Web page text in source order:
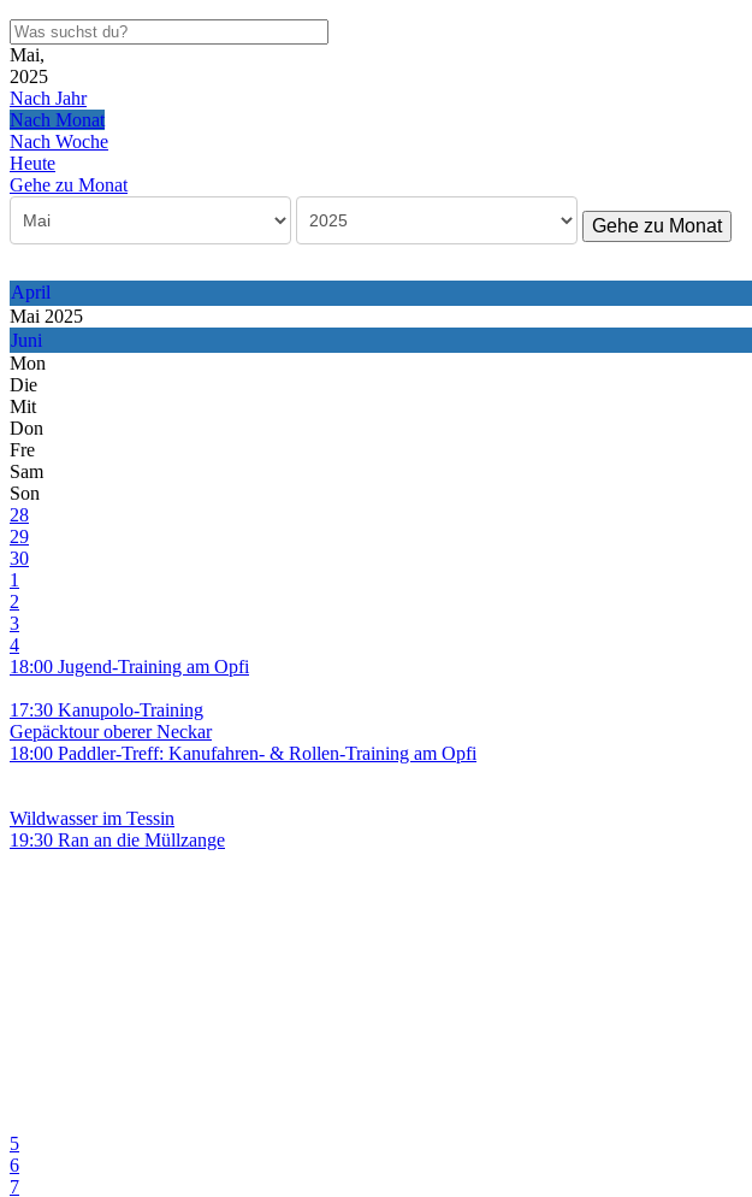
Mai,
2025
Nach Jahr
Nach Monat
Nach Woche
Heute
Gehe zu Monat
Gehe zu Monat
April
Mai 2025
Juni
Mon
Die
Mit
Don
Fre
Sam
Son
28
29
30
1
2
3
4
18:00 Jugend-Training am Opfi
17:30 Kanupolo-Training
Gepäcktour oberer Neckar
18:00 Paddler-Treff: Kanufahren- & Rollen-Training am Opfi
Wildwasser im Tessin
19:30 Ran an die Müllzange
5
6
7